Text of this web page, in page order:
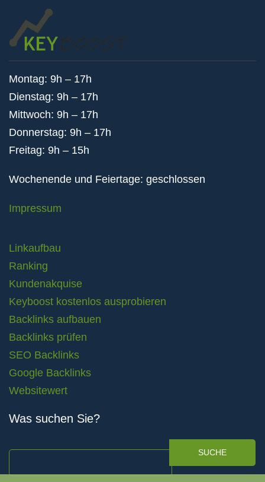
Montag: 9h – 17h
Dienstag: 9h – 17h
Mittwoch: 9h – 17h
Donnerstag: 9h – 17h
Freitag: 9h – 15h
Wochenende und Feiertage: geschlossen
Impressum
Linkaufbau
Ranking
Kundenakquise
Keyboost kostenlos ausprobieren
Backlinks aufbauen
Backlinks prüfen
SEO Backlinks
Google Backlinks
Websitewert
Was suchen Sie?
SUCHE